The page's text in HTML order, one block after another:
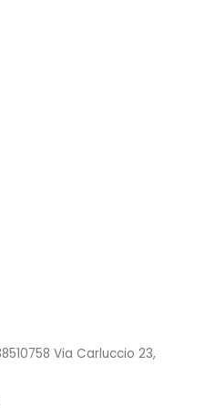
Via Carluccio 23,